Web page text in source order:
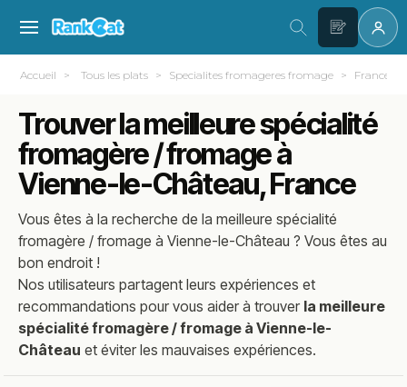
Accueil Tous les plats Specialites fromageres fromage France
Trouver la meilleure spécialité
fromagère / fromage à
Vienne-le-Château, France
Vous êtes à la recherche de la meilleurespécialité
fromagère / fromage àVienne-le-Château ? Vous êtes au
bon endroit !
Nos utilisateurs partagent leurs expériences et
recommandations pour vous aider à trouver la meilleure
spécialité fromagère / fromage à Vienne-le-
Château et éviter les mauvaises expériences.